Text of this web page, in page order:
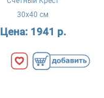
30x40 см
Цена: 1941 р.